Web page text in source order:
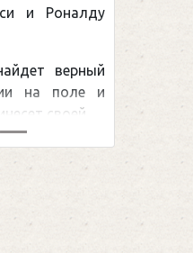
и
...
снайперским
принадлежит
Гретцки, —
хоккейная тема